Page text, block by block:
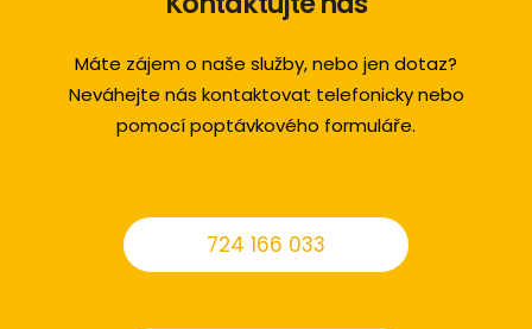
Máte zájem o naše služby, nebo jen dotaz?
Neváhejte nás kontaktovat telefonicky nebo
pomocí poptávkového formuláře.
724 166 033